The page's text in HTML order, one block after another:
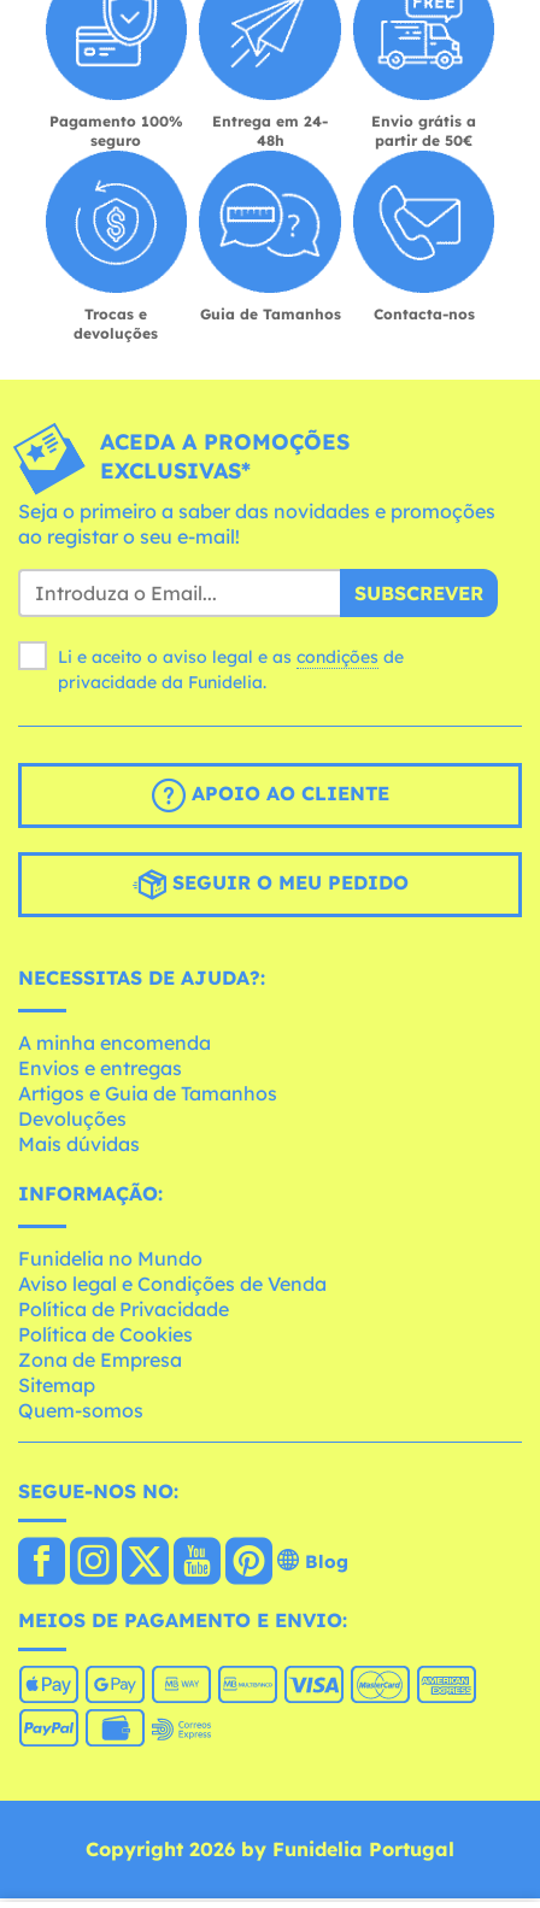
Pagamento 100%
seguro
Entrega em 24-
48h
Envio grátis a
partir de 50€
Trocas e
devoluções
Guia de Tamanhos Contacta-nos
ACEDA A PROMOÇÕES
EXCLUSIVAS*
Seja o primeiro a saber das novidades e promoções
ao registar o seu e-mail!
SUBSCREVER
Li e aceito o aviso legal e as condições
privacidade da Funidelia.
APOIO AO CLIENTE
SEGUIR O MEU PEDIDO
NECESSITAS DE AJUDA?:
A minha encomenda
Envios e entregas
Artigos e Guia de Tamanhos
Devoluções
Mais dúvidas
INFORMAÇÃO:
Funidelia no Mundo
Aviso legal e Condições de Venda
Política de Privacidade
Política de Cookies
Zona de Empresa
Sitemap
Quem-somos
SEGUE-NOS NO:
Blog
MEIOS DE PAGAMENTO E ENVIO:
Copyright 2026 by Funidelia Portugal